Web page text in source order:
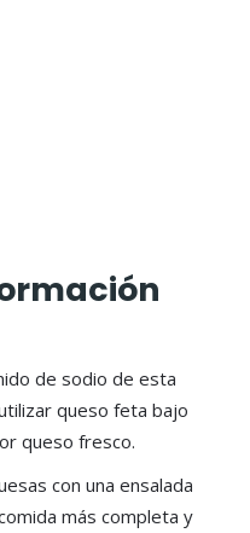
de sodio de esta
queso feta bajo
queso fresco.
con una ensalada
más completa y